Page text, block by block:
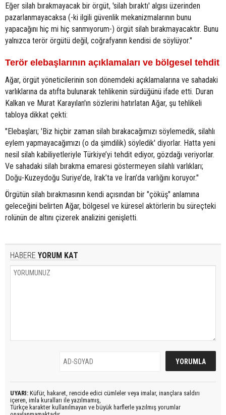
Eğer silah bırakmayacak bir örgüt, 'silah bıraktı' algısı üzerinden
pazarlanmayacaksa (-ki ilgili güvenlik mekanizmalarının bunu
yapacağını hiç mi hiç sanmıyorum-) örgüt silah bırakmayacaktır. Bunu
yalnızca terör örgütü değil, coğrafyanın kendisi de söylüyor."
Terör elebaşlarının açıklamaları ve bölgesel tehdit
Ağar, örgüt yöneticilerinin son dönemdeki açıklamalarına ve sahadaki
varlıklarına da atıfta bulunarak tehlikenin sürdüğünü ifade etti. Duran
Kalkan ve Murat Karayılan'ın sözlerini hatırlatan Ağar, şu tehlikeli
tabloya dikkat çekti:
"Elebaşları; 'Biz hiçbir zaman silah bırakacağımızı söylemedik, silahlı
eylem yapmayacağımızı (o da şimdilik) söyledik' diyorlar. Hatta yeni
nesil silah kabiliyetleriyle Türkiye’yi tehdit ediyor, gözdağı veriyorlar.
Ve sahadaki silah bırakma emaresi göstermeyen silahlı varlıkları;
Doğu-Kuzeydoğu Suriye’de, Irak’ta ve İran’da varlığını koruyor."
Örgütün silah bırakmasının kendi açısından bir "çöküş" anlamına
geleceğini belirten Ağar, bölgesel ve küresel aktörlerin bu süreçteki
rolünün de altını çizerek analizini genişletti.
HABERE YORUM KAT
UYARI: Küfür, hakaret, rencide edici cümleler veya imalar, inançlara saldırı
içeren, imla kuralları ile yazılmamış,
Türkçe karakter kullanılmayan ve büyük harflerle yazılmış yorumlar